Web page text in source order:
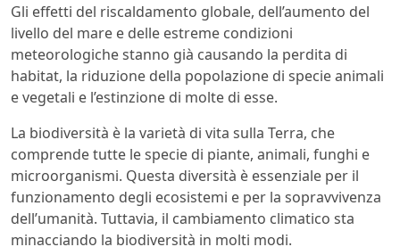
Gli effetti del riscaldamento globale, dell’aumento del
livello del mare e delle estreme condizioni
meteorologiche stanno già causando la perdita di
habitat, la riduzione della popolazione di specie animali
e vegetali e l’estinzione di molte di esse.
La biodiversità è la varietà di vita sulla Terra, che
comprende tutte le specie di piante, animali, funghi e
microorganismi. Questa diversità è essenziale per il
funzionamento degli ecosistemi e per la sopravvivenza
dell’umanità. Tuttavia, il cambiamento climatico sta
minacciando la biodiversità in molti modi.